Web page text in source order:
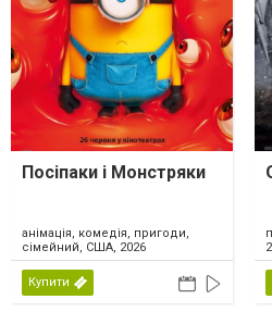
Посіпаки і Монстряки
анімація, комедія, пригоди,
сімейний, США, 2026
Купити